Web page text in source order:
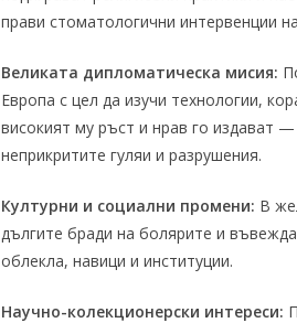
прави стоматологични интервенции
Великата дипломатическа мисия:
Европа с цел да изучи технологии,
високият му ръст и нрав го издават
неприкритите гуляи и разрушения.
Културни и социални промени: В
дългите бради на болярите и
облекла, навици и институции.
Научно-колекционерски интереси: